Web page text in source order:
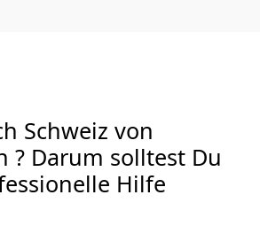
Schweiz von
? Darum solltest Du
Hilfe